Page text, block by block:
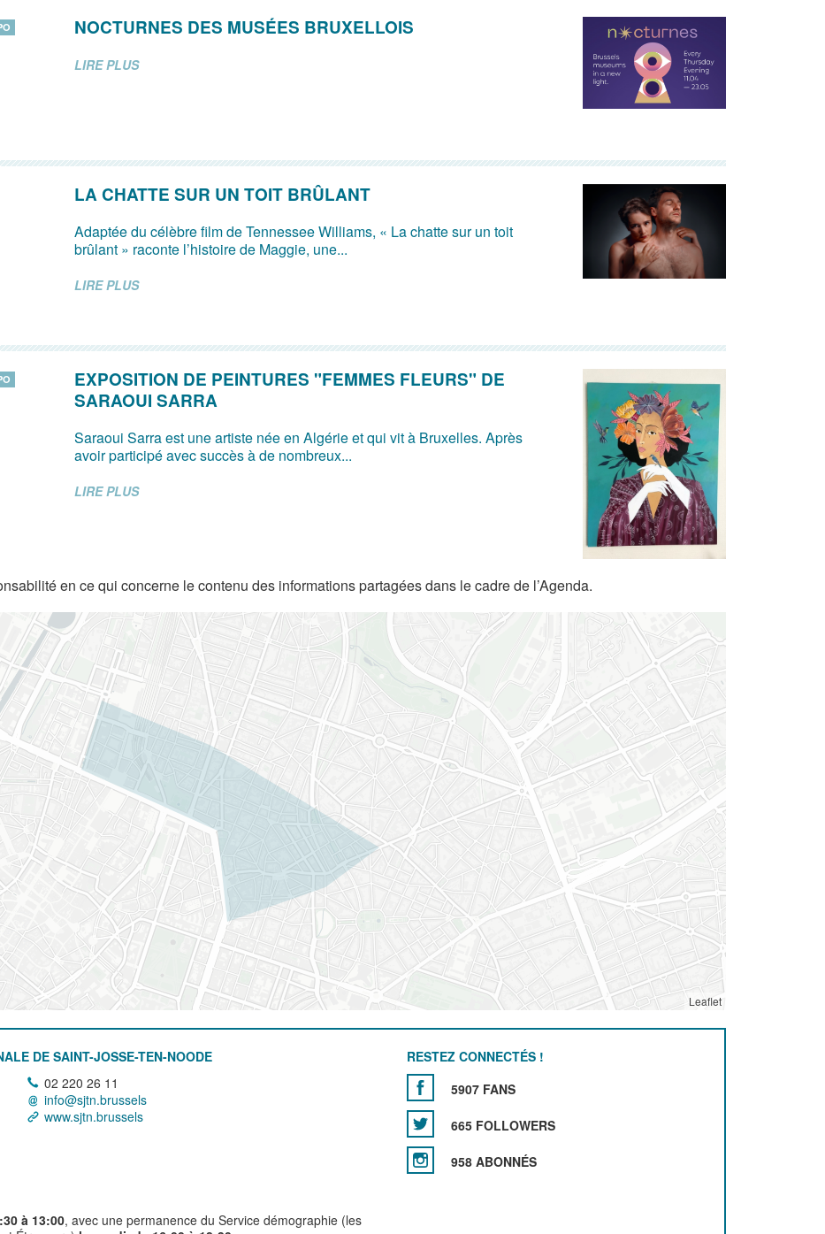
NOCTURNES DES MUSÉES BRUXELLOIS
LIRE PLUS
LA CHATTE SUR UN TOIT BRÛLANT
Adaptée du célèbre film de Tennessee Williams, « La chatte sur un toit
brûlant » raconte l’histoire de Maggie, une...
LIRE PLUS
EXPOSITION DE PEINTURES "FEMMES FLEURS" DE
SARAOUI SARRA
Saraoui Sarra est une artiste née en Algérie et qui vit à Bruxelles. Après
avoir participé avec succès à de nombreux...
LIRE PLUS
en ce qui concerne le contenu des informations partagées dans le cadre de l’Agenda.
Leaflet
DE SAINT-JOSSE-TEN-NOODE
02 220 26 11
info@sjtn.brussels
www.sjtn.brussels
à 13:00, avec une permanence du Service démographie (les
RESTEZ CONNECTÉS !
5907 FANS
665 FOLLOWERS
958 ABONNÉS